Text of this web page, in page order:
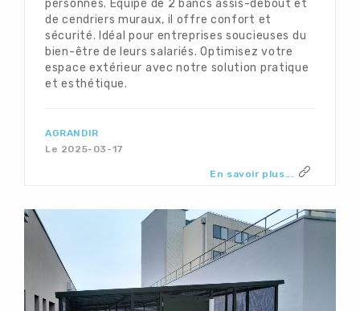
personnes. Équipé de 2 bancs assis-debout et
de cendriers muraux, il offre confort et
sécurité. Idéal pour entreprises soucieuses du
bien-être de leurs salariés. Optimisez votre
espace extérieur avec notre solution pratique
et esthétique.
AGRANDIR
Le 2025-03-17
En savoir plus...